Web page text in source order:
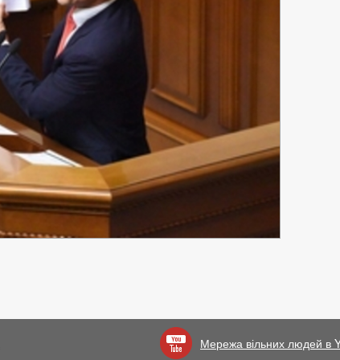
Мережа вільних людей в